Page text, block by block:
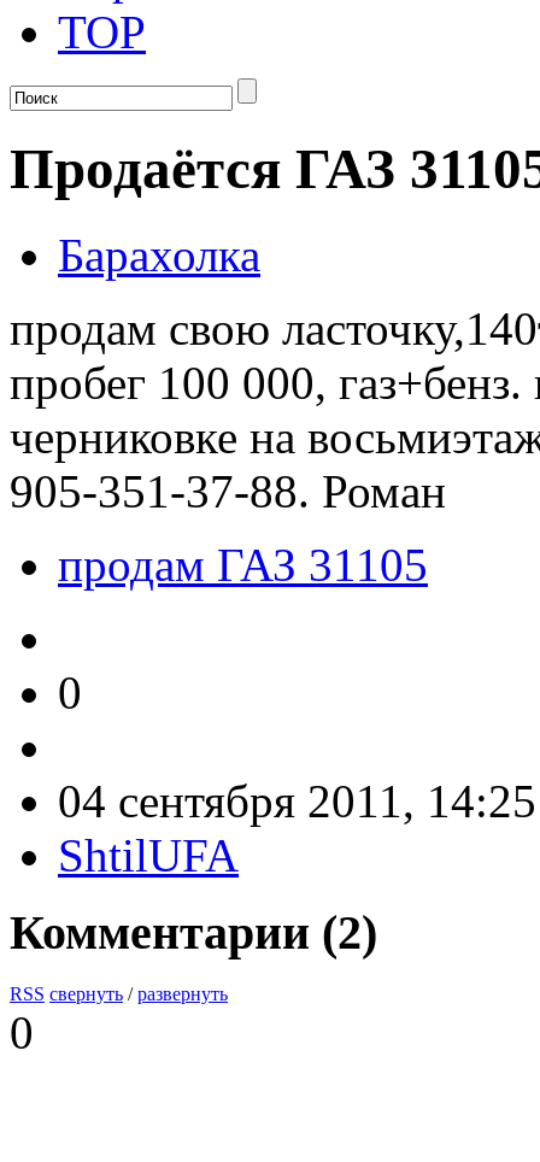
TOP
Продаётся ГАЗ
Барахолка
продам свою
пробег 100 000,
черниковке на
905-351-37-88. Роман
продам ГАЗ 31105
0
04 сентября 2011, 14:25
ShtilUFA
Комментарии (2)
RSS свернуть /развернуть
0